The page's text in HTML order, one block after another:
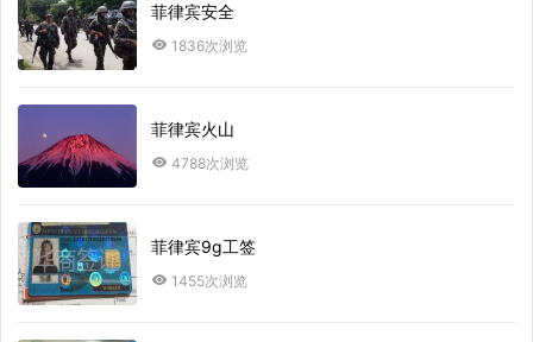
菲律宾安全
1836次浏览
菲律宾火山
4788次浏览
菲律宾9g工签
1455次浏览